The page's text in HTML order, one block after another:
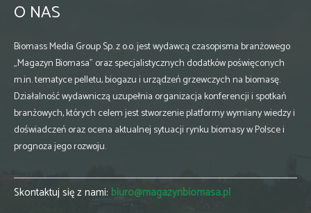
O NAS
Biomass Media Group Sp. z o.o. jest wydawcą czasopisma branżowego
„Magazyn Biomasa” oraz specjalistycznych dodatków poświęconych
m.in. tematyce pelletu, biogazu i urządzeń grzewczych na biomasę.
Działalność wydawniczą uzupełnia organizacja konferencji i spotkań
branżowych, których celem jest stworzenie platformy wymiany wiedzy i
doświadczeń oraz ocena aktualnej sytuacji rynku biomasy w Polsce i
prognoza jego rozwoju.
Skontaktuj się z nami: biuro@magazynbiomasa.pl